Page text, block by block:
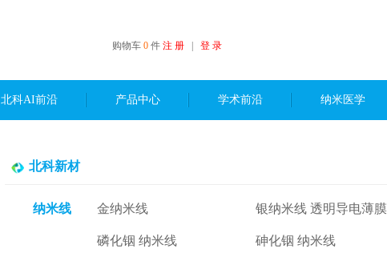
购物车 0 件 注 册 登 录
北科AI前沿 产品中心 学术前沿 纳米医学
北科新材
纳米线 金纳米线 银纳米线 透明导电薄膜
磷化铟 纳米线 砷化铟 纳米线